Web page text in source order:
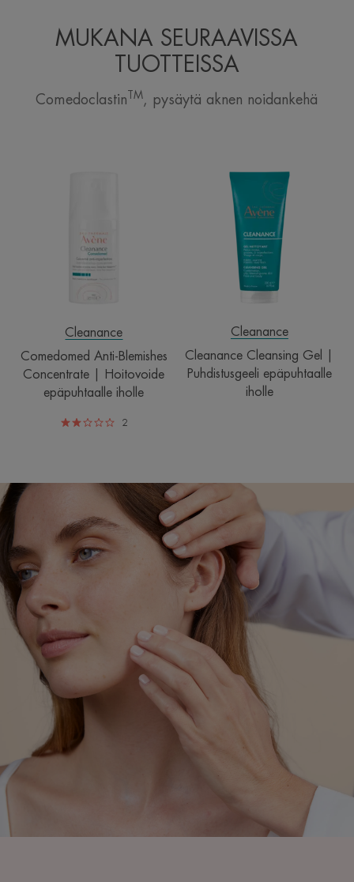
MUKANA SEURAAVISSA
TUOTTEISSA
Comedoclastin TM, pysäytä aknen noidankehä
|
Hoitovoide
epäpuhtaalle
iholle
Cleanance
Comedomed Anti-Blemishes
Concentrate | Hoitovoide
epäpuhtaalle iholle
2
Cleanance
Cleansing
Gel
|
Puhdistusgeeli
epäpuhtaalle
iholle
Cleanance
Cleanance Cleansing Gel |
Puhdistusgeeli epäpuhtaalle
iholle